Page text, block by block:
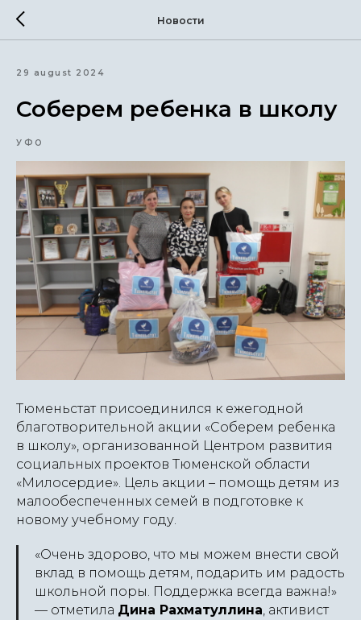
Новости
29 august 2024
Соберем ребенка в школу
УФО
Тюменьстат присоединился к ежегодной
благотворительной акции «Соберем ребенка
в школу», организованной Центром развития
социальных проектов Тюменской области
«Милосердие». Цель акции – помощь детям из
малообеспеченных семей в подготовке к
новому учебному году.
«Очень здорово, что мы можем внести свой
вклад в помощь детям, подарить им радость
школьной поры. Поддержка всегда важна!»
— отметила Дина Рахматуллина, активист